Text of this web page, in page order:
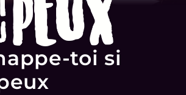
toi si